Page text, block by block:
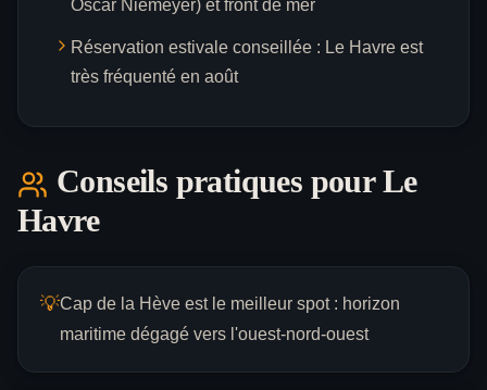
Oscar Niemeyer) et front de mer
Réservation estivale conseillée : Le Havre est
très fréquenté en août
Conseils pratiques pourLe
Havre
💡Cap de la Hève est le meilleur spot : horizon
maritime dégagé vers l'ouest-nord-ouest